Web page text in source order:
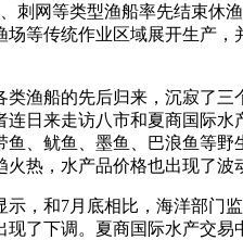
刺网等类型渔船率先结束休
场等传统作业区域展开生产，
渔船的先后归来，沉寂了三
连日来走访八市和夏商国际水
鱼、鱿鱼、墨鱼、巴浪鱼等野
火热，水产品价格也出现了波
，和7月底相比，海洋部门监
现了下调。夏商国际水产交易